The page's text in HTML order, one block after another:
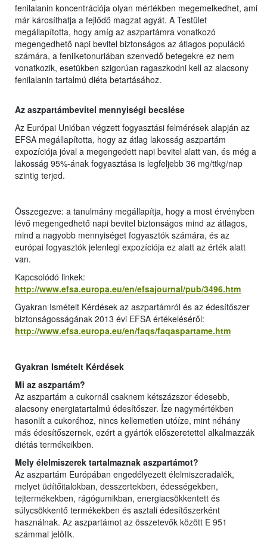
fenilalanin koncentrációja olyan mértékben megemelkedhet, ami
már károsíthatja a fejlődő magzat agyát. A Testület
megállapította, hogy amíg az aszpartámra vonatkozó
megengedhető napi bevitel biztonságos az átlagos populáció
számára, a fenilketonuriában szenvedő betegekre ez nem
vonatkozik, esetükben szigorúan ragaszkodni kell az alacsony
fenilalanin tartalmú diéta betartásához.
Az aszpartámbevitel mennyiségi becslése
Az Európai Unióban végzett fogyasztási felmérések alapján az
EFSA megállapította, hogy az átlag lakosság aszpartám
expozíciója jóval a megengedett napi bevitel alatt van, és még a
lakosság 95%-ának fogyasztása is legfeljebb 36 mg/ttkg/nap
szintig terjed.
Összegezve: a tanulmány megállapítja, hogy a most érvényben
lévő megengedhető napi bevitel biztonságos mind az átlagos,
mind a nagyobb mennyiséget fogyasztók számára, és az
európai fogyasztók jelenlegi expozíciója ez alatt az érték alatt
van.
Kapcsolódó linkek:
http://www.efsa.europa.eu/en/efsajournal/pub/3496.htm
Gyakran Ismételt Kérdések az aszpartámról és az édesítőszer
biztonságosságának 2013 évi EFSA értékeléséről:
http://www.efsa.europa.eu/en/faqs/faqaspartame.htm
Gyakran Ismételt Kérdések
Mi az aszpartám?
Az aszpartám a cukornál csaknem kétszázszor édesebb,
alacsony energiatartalmú édesítőszer. Íze nagymértékben
hasonlít a cukoréhoz, nincs kellemetlen utóíze, mint néhány
más édesítőszernek, ezért a gyártók előszeretettel alkalmazzák
diétás termékeikben.
Mely élelmiszerek tartalmaznak aszpartámot?
Az aszpartám Európában engedélyezett élelmiszeradalék,
melyet üdítőitalokban, desszertekben, édességekben,
tejtermékekben, rágógumikban, energiacsökkentett és
súlycsökkentő termékekben és asztali édesítőszerként
használnak. Az aszpartámot az összetevők között E 951
számmal jelölik.